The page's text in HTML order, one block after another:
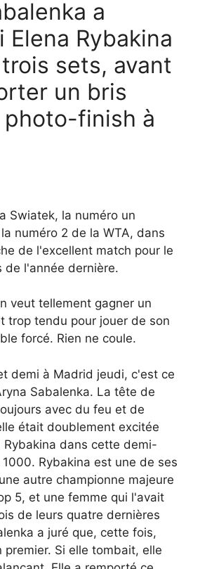
a
Elena Rybakina
sets, avant
un bris
finish à
Swiatek, la numéro un
numéro 2 de la WTA, dans
de l'excellent match pour le
de l'année dernière.
veut tellement gagner un
trop tendu pour jouer de son
forcé. Rien ne coule.
demi à Madrid jeudi, c'est ce
Sabalenka. La tête de
avec du feu et de
était doublement excitée
Rybakina dans cette demi-
Rybakina est une de ses
autre championne majeure
5, et une femme qui l'avait
de leurs quatre dernières
a juré que, cette fois,
premier. Si elle tombait, elle